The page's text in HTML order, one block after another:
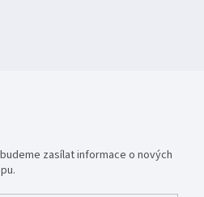
zasílat informace o nových